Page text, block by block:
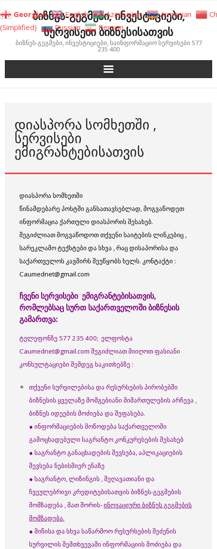
to
content
ბიზნეს-გეგმები, ინვესტიციები,
სერვისები ბიზნესისათვის
ბიზნეს-გეგმები, ინვესტიციები, საინფორმაციო სერვისები 577
235 400
ᲓᲘᲐᲡᲞᲝᲠᲐ ᲡᲝᲛᲮᲔᲗᲨᲘ ,
ᲡᲔᲠᲕᲘᲡᲔᲑᲘ
ᲔᲛᲘᲒᲠᲐᲜᲢᲔᲑᲘᲡᲐᲗᲕᲘᲡ
დიასპორა სომხეთში
წინამდებარე პოსტში განსათავსებლად, მოგვაწოდეთ
ინფორმაცია ქართული დიასპორის შესახებ.
შეგიძლიათ მოგვაწოდოთ თქვენი საიტების ლინკებიც ,
სარეკლამო ტექსტები და სხვა , რაც დისაპორისა და
საქართველოს კავშირს შეუწყობს ხელს. კონტაქტი :
Caumednet@gmail.com
ჩვენი სერვისები ემიგრანტებისათვის,
რომლებსაც სურთ საქართველოში ბიზნესის
გამართვა:
ტელეფონზე 577 235 400; ელფოსტა
Caumednet@gmail.com შეგიძლიათ მიიღოთ ფასიანი
კონსულტაციები შემდეგ საკითხებზე :
თქვენი სურვილებისა და რესურსების პირობებში
ბიზნესის ყველაზე მომგებიანი მიმართულების არჩევა ,
ბიზნეს იდეების მოძიება და შეფასება.
● ინფორმაციების მოწოდება საქართველოში
გამოცხადებული საგრანტო კონკურესების შესახებ
● საგრანტო განაცხადების შევსება, აპლიკაციების
შევსება ნებისმიერ ენაზე
● საგრანტო, ლიზინგის , შეღავათიანი და
ჩვეულებრივი კრედიტებისათვის ბიზნეს-გეგმების
მომზადება , მათ შორის-ინოვაციური ბიზნეს გეგმების
მომზადება.
● მიწისა და სხვა საწარმოო რესურსების შეძენის
სურვილის შემთხვევაში ინფორმაციის მოძიება და
Georgian English Azerbaijani Armenian
(Simplified)
Russian Persian